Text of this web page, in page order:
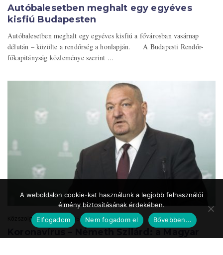
Autóbalesetben meghalt egy egyéves
kisfiú Budapesten
Autóbalesetben meghalt egy egyéves kisfiú a fővárosban vasárnap
délután – közölte a rendőrség a honlapján. A Budapesti Rendőr-
főkapitányság közleménye szerint ...
Közszolgálat.hu 2020.05.24. 17:39
A weboldalon cookie-kat használunk a legjobb felhasználói
élmény biztosításának érdekében.
Elfogadom
Nem fogadom el Bővebben...